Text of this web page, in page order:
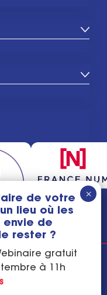
de vente
de votre
lieu où les
de
rester ?
gratuit
à 11h